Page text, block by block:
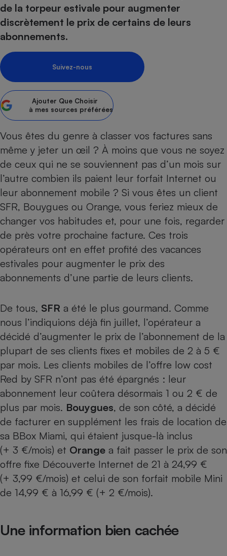
de la torpeur estivale pour augmenter
discrètement le prix de certains de leurs
abonnements.
Suivez-nous
Ajouter Que Choisir
à mes sources préférées
Vous êtes du genre à classer vos factures sans
même y jeter un œil ? À moins que vous ne soyez
de ceux qui ne se souviennent pas d’un mois sur
l’autre combien ils paient leur forfait Internet ou
leur abonnement mobile ? Si vous êtes un client
SFR, Bouygues ou Orange, vous feriez mieux de
changer vos habitudes et, pour une fois, regarder
de près votre prochaine facture. Ces trois
opérateurs ont en effet profité des vacances
estivales pour augmenter le prix des
abonnements d’une partie de leurs clients.
De tous, SFR a été le plus gourmand. Comme
nous l’indiquions déjà fin juillet, l’opérateur a
décidé d’augmenter le prix de l’abonnement de la
plupart de ses clients fixes et mobiles de 2 à 5 €
par mois. Les clients mobiles de l’offre low cost
Red by SFR n’ont pas été épargnés : leur
abonnement leur coûtera désormais 1 ou 2 € de
plus par mois. Bouygues, de son côté, a décidé
de facturer en supplément les frais de location de
sa BBox Miami, qui étaient jusque-là inclus
(+ 3 €/mois) et Orange a fait passer le prix de son
offre fixe Découverte Internet de 21 à 24,99 €
(+ 3,99 €/mois) et celui de son forfait mobile Mini
de 14,99 € à 16,99 € (+ 2 €/mois).
Une information bien cachée
Sécurité - Hygiène
Supermarché - Drive
Complément
alimentaire
bouteille
Assurance
Banque - Crédit
Assurance emprunteur
Banque
Circulation routière
Contrôle technique -
Moto
Comparateur auto
Supermarché - Drive
Comparatif
Comparatif plaque à
Comparatif aspirateur
Comparatif cafetière
Comparatif robot cuiseur
Comparatif centrale
Gros électroménager
Petit électroménager -
Lave-linge
Plaque de cuisson à
induction
Comparatif casque audio
Comparatif barre de son
Comparatif tablette
Image et son
Informatique
Internet
Téléphonie
Téléphone mobile -
Smartphone
Crédit immobilier
Comparatif tondeuse
Comparatif poêle à
Bricolage - Jardinage
Chauffage
Produit d'entretien
Sécurité domestique
Matelas
Radiateur électrique
Climatiseur -
Ventilateur
Système de santé -
Mutuelle
Antimoustique
Retraite
Choisir son fioul
Choisir son pellet
Comparateur assurance emprunteur
Energie Moins Chère Ensemble
Tous les comparateurs
Toutes les cartes interactives
Speedtest - Testez le débit de votre
connexion Internet